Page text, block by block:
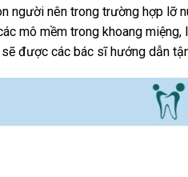
người nên trong trường hợp lỡ
mô mềm trong khoang
được các bác sĩ hướng dẫn